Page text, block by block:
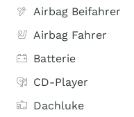
Airbag Beifahrer
Airbag Fahrer
Batterie
CD-Player
Dachluke